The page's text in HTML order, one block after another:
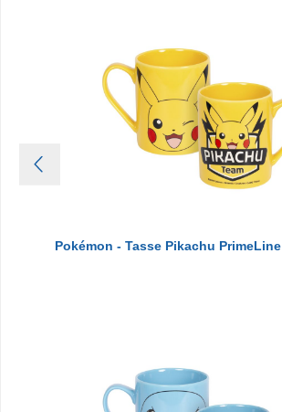
Pokémon - Tasse Pikachu PrimeLine